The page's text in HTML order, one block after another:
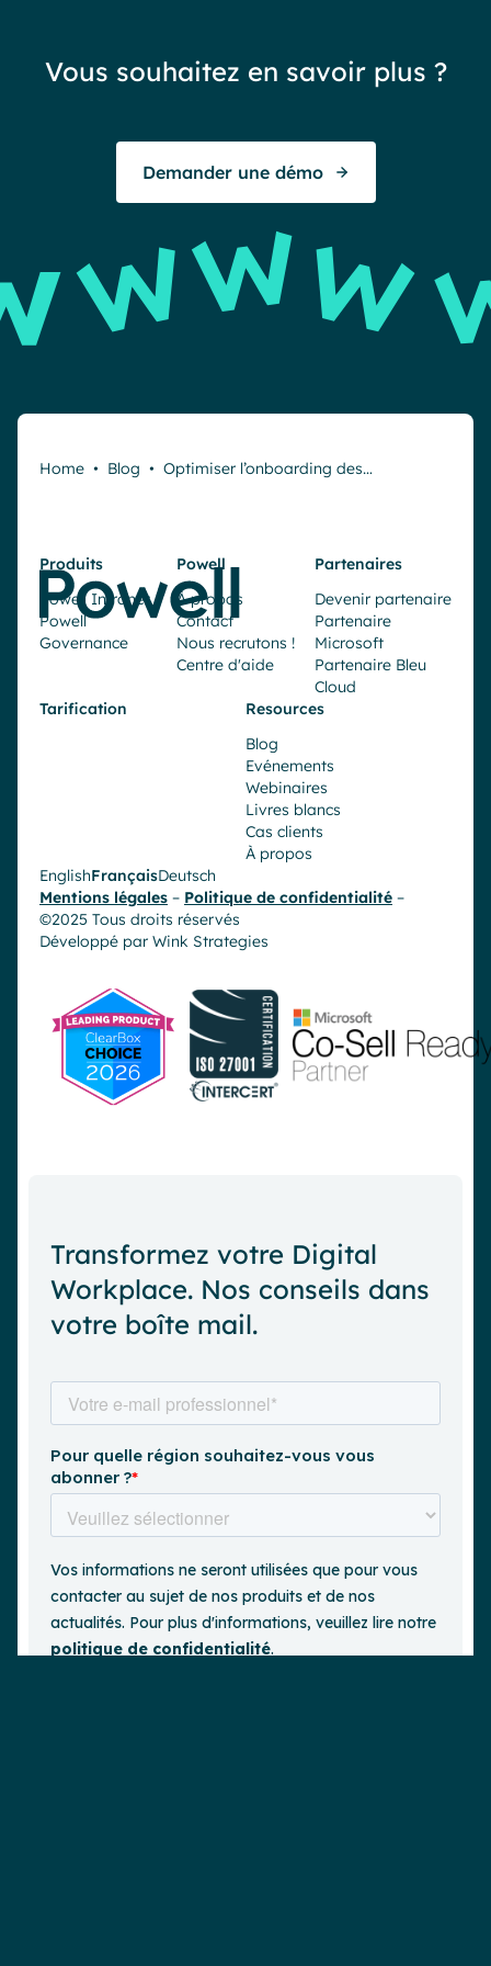
Demander une démo
Vous souhaitez en savoir plus ?
Demander une démo
Home • Blog • Optimiser l’onboarding des…
Produits
Powell Intranet
Powell
Governance
Powell
À propos
Contact
Nous recrutons !
Centre d'aide
Partenaires
Devenir partenaire
Partenaire
Microsoft
Partenaire Bleu
Cloud
Tarification
Resources
Blog
Evénements
Webinaires
Livres blancs
Cas clients
À propos
EnglishFrançaisDeutsch
Mentions légales – Politique de confidentialité –
©2025 Tous droits réservés
Développé par Wink Strategies
Transformez votre Digital
Workplace. Nos conseils dans
votre boîte mail.